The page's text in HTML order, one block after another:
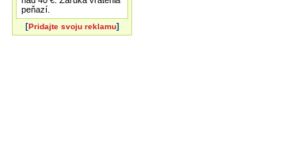
peňazí.
[Pridajte svoju reklamu]